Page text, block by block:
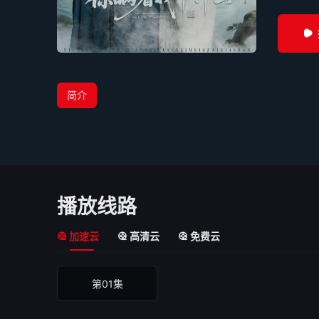
简介
播放线路
加速云 高清云 免费云
第01集